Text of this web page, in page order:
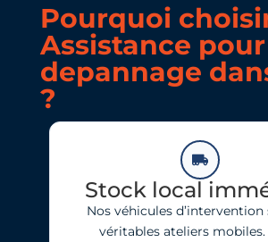
Pourquoi
Assistance
depannage
?
Stock local
Nos véhicules d’intervention
véritables ateliers mobiles.